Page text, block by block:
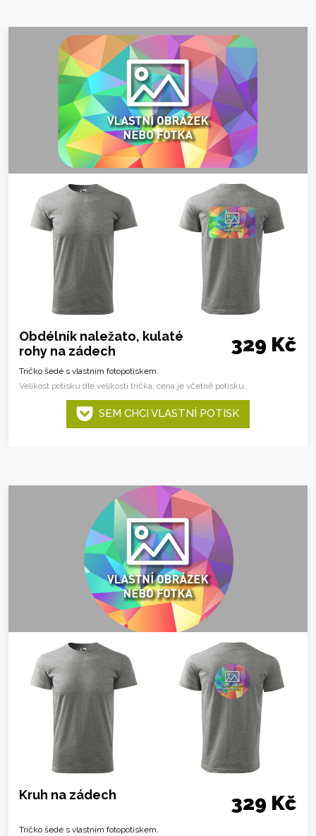
Obdélník naležato, kulaté
rohy na zádech
329 Kč
Tričko šedé s vlastním fotopotiskem.
Velikost potisku dle velikosti trička, cena je včetně potisku.
SEM CHCI VLASTNÍ POTISK
Kruh na zádech 329 Kč
Tričko šedé s vlastním fotopotiskem.